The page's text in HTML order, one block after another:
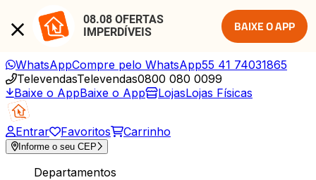
08.08 OFERTAS
IMPERDÍVEIS
BAIXE O APP
WhatsAppCompre pelo WhatsApp55 41 74031865
TelevendasTelevendas0800 080 0099
Baixe o AppBaixe o App LojasLojas Físicas
Entrar Favoritos Carrinho
Informe o seu CEP
Departamentos